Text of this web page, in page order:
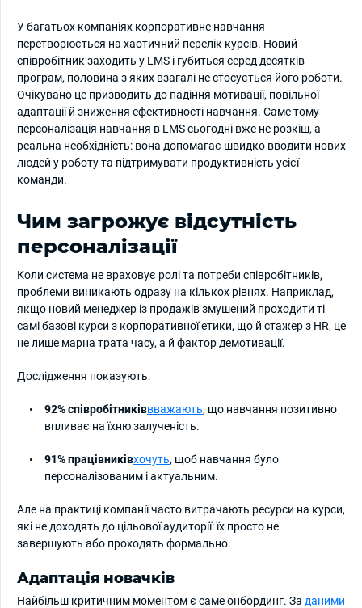
У багатьох компаніях корпоративне навчання
перетворюється на хаотичний перелік курсів. Новий
співробітник заходить у LMS і губиться серед десятків
програм, половина з яких взагалі не стосується його роботи.
Очікувано це призводить до падіння мотивації, повільної
адаптації й зниження ефективності навчання. Саме тому
персоналізація навчання в LMS сьогодні вже не розкіш, а
реальна необхідність: вона допомагає швидко вводити нових
людей у роботу та підтримувати продуктивність усієї
команди.
Чим загрожує відсутність
персоналізації
Коли система не враховує ролі та потреби співробітників,
проблеми виникають одразу на кількох рівнях. Наприклад,
якщо новий менеджер із продажів змушений проходити ті
самі базові курси з корпоративної етики, що й стажер з HR, це
не лише марна трата часу, а й фактор демотивації.
Дослідження показують:
92% співробітниківвважають, що навчання позитивно
впливає на їхню залученість.
91% працівниківхочуть, щоб навчання було
персоналізованим і актуальним.
Але на практиці компанії часто витрачають ресурси на курси,
які не доходять до цільової аудиторії: їх просто не
завершують або проходять формально.
Адаптація новачків
Найбільш критичним моментом є саме онбординг. За даними